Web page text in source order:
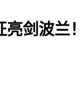
亮剑波兰